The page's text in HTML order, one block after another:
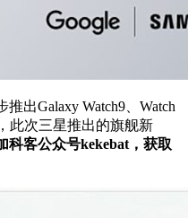
Galaxy Watch9、Watch
此次三星推出的旗舰新
科客公众号kekebat，获取